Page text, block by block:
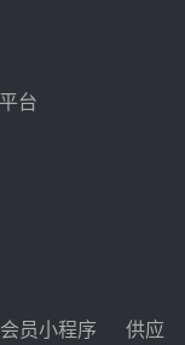
波流量计采购
目三元液态盐
台
会员小程序
供应